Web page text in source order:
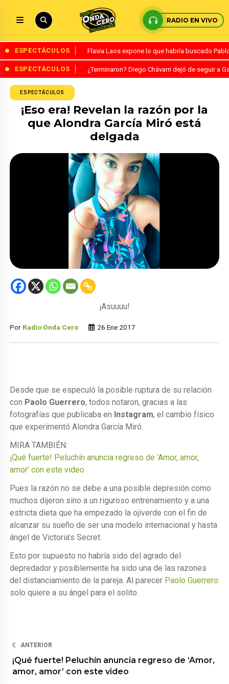
RADIO EN VIVO
ESPECTÁCULOS Flavia Laos expone lo que habría buscado
ESPECTÁCULOS ¿Terminaron? Diego Chávarri dejó de seguir a
ESPECTÁCULOS
¡Eso era! Revelan la razón por la
que Alondra García Miró está
delgada
¡Asuuuu!
Por Radio Onda Cero 26 Ene 2017
Desde que se especuló la posible ruptura de su relación
con Paolo Guerrero, todos notaron, gracias a las
fotografías que publicaba en Instagram, el cambio físico
que experimentó Alondra García Miró.
MIRA TAMBIÉN:
¡Qué fuerte! Peluchín anuncia regreso de ‘Amor, amor,
amor’ con este video
Pues la razón no se debe a una posible depresión como
muchos dijeron sino a un riguroso entrenamiento y a una
estricta dieta que ha empezado la ojiverde con el fin de
alcanzar su sueño de ser una modelo internacional y hasta
ángel de Victoria’s Secret.
Esto por supuesto no habría sido del agrado del
depredador y posiblemente ha sido una de las razones
del distanciamiento de la pareja. Al parecer Paolo Guerrero
solo quiere a su ángel para el solito.
ANTERIOR
¡Qué fuerte! Peluchín anuncia regreso de ‘Amor,
amor, amor’ con este video